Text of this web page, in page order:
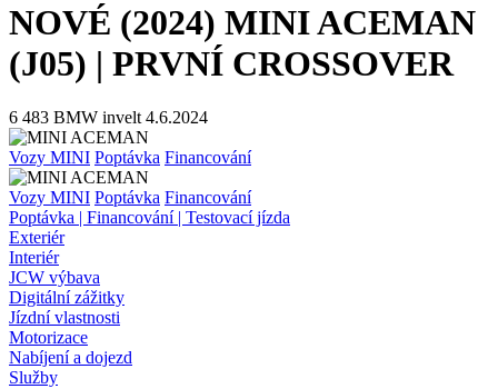
NOVÉ (2024) MINI ACEMAN
(J05) | PRVNÍ CROSSOVER
6 483 BMW invelt 4.6.2024
Vozy MINI Poptávka Financování
Vozy MINI Poptávka Financování
Poptávka | Financování | Testovací jízda
Exteriér
Interiér
JCW výbava
Digitální zážitky
Jízdní vlastnosti
Motorizace
Nabíjení a dojezd
Služby